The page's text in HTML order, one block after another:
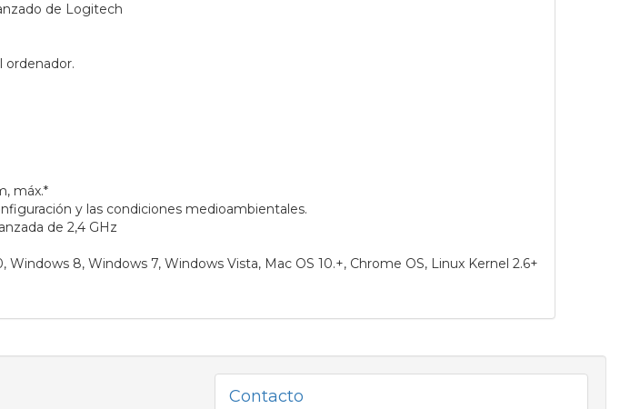
de Logitech
ordenador.
máx.*
y las condiciones medioambientales.
de 2,4 GHz
8, Windows 7, Windows Vista, Mac OS 10.+, Chrome OS, Linux Kernel 2.6+
Contacto